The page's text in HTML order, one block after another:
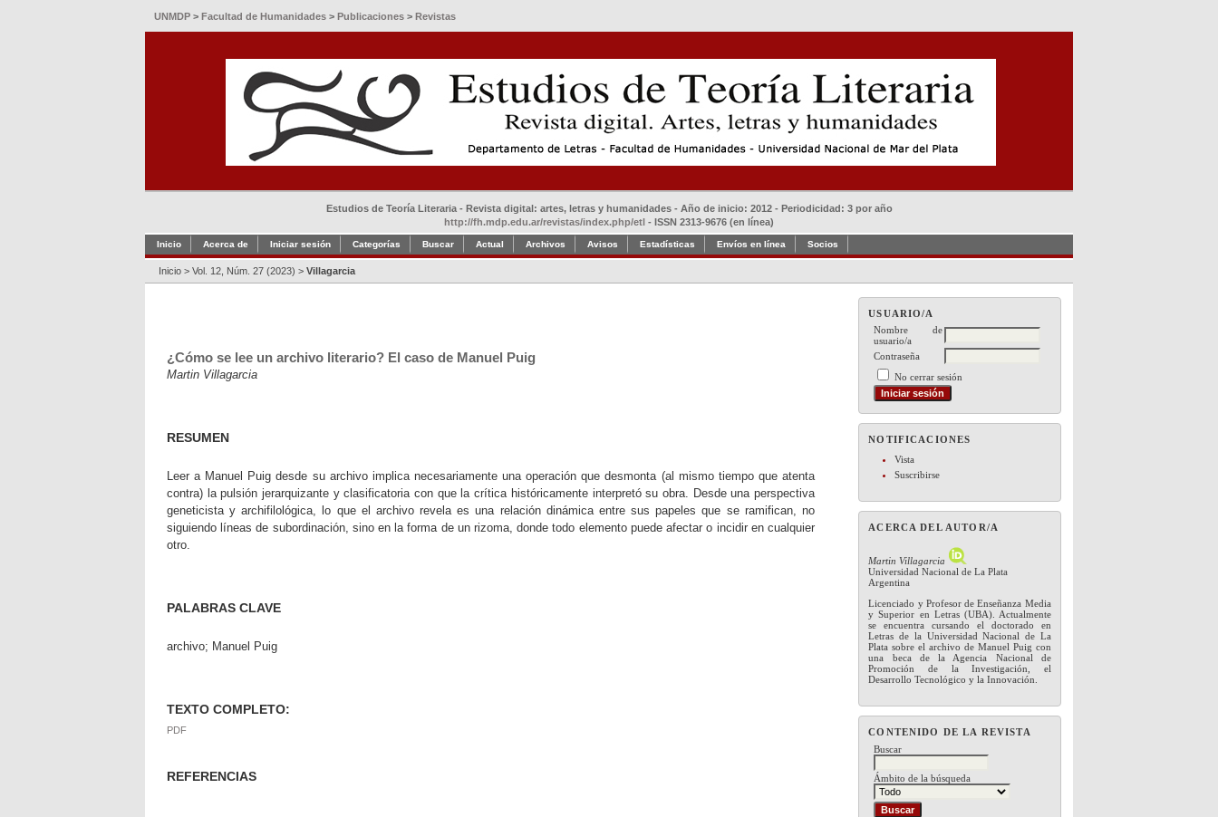
UNMDP > Facultad de Humanidades > Publicaciones > Revistas
Estudios de Teoría Literaria - Revista digital: artes, letras y humanidades - Año de inicio: 2012 - Periodicidad: 3 por año
http://fh.mdp.edu.ar/revistas/index.php/etl - ISSN 2313-9676 (en línea)
USUARIO/A
Nombre de
usuario/a
Contraseña
No cerrar sesión
NOTIFICACIONES
Vista
Suscribirse
ACERCA DEL AUTOR/A
Martin Villagarcia
Universidad Nacional de La Plata
Argentina
Licenciado y Profesor de Enseñanza Media
y Superior en Letras (UBA). Actualmente
se encuentra cursando el doctorado en
Letras de la Universidad Nacional de La
Plata sobre el archivo de Manuel Puig con
una beca de la Agencia Nacional de
Promoción de la Investigación, el
Desarrollo Tecnológico y la Innovación.
CONTENIDO DE LA REVISTA
Buscar
Ámbito de la búsqueda
Inicio Acerca de Iniciar sesión Categorías Buscar Actual Archivos Avisos Estadísticas Envíos en línea Socios
Inicio > Vol. 12, Núm. 27 (2023) > Villagarcia
¿Cómo se lee un archivo literario? El caso de Manuel Puig
Martin Villagarcia
RESUMEN
Leer a Manuel Puig desde su archivo implica necesariamente una operación que desmonta (al mismo tiempo que atenta
contra) la pulsión jerarquizante y clasificatoria con que la crítica históricamente interpretó su obra. Desde una perspectiva
geneticista y archifilológica, lo que el archivo revela es una relación dinámica entre sus papeles que se ramifican, no
siguiendo líneas de subordinación, sino en la forma de un rizoma, donde todo elemento puede afectar o incidir en cualquier
otro.
PALABRAS CLAVE
archivo; Manuel Puig
TEXTO COMPLETO:
PDF
REFERENCIAS